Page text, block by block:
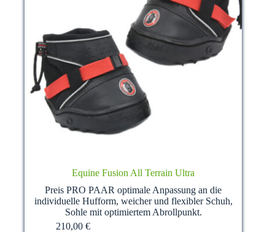
Equine Fusion All Terrain Ultra
Preis PRO PAAR optimale Anpassung an die
individuelle Hufform, weicher und flexibler Schuh,
Sohle mit optimiertem Abrollpunkt.
210,00 €